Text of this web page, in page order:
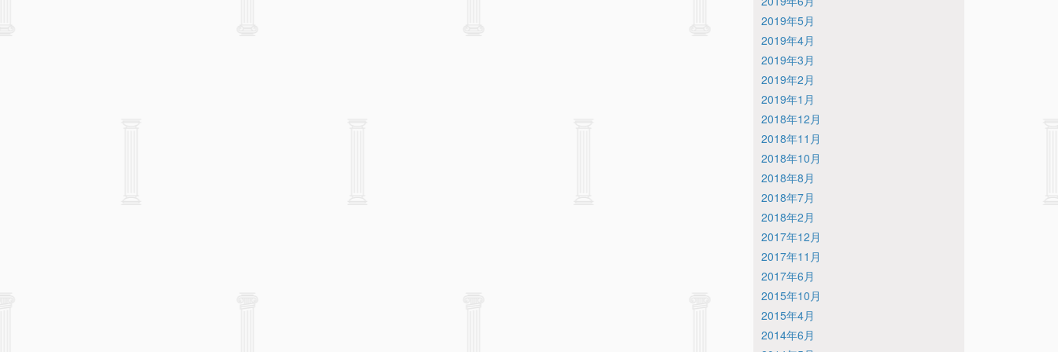
2019年5月
2019年4月
2019年3月
2019年2月
2019年1月
2018年12月
2018年11月
2018年10月
2018年8月
2018年7月
2018年2月
2017年12月
2017年11月
2017年6月
2015年10月
2015年4月
2014年6月